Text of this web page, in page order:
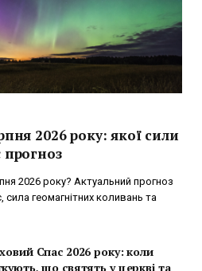
2026 року: якої сили
прогноз
2026 року? Актуальний прогноз
сила геомагнітних коливань та
Спас 2026 року: коли
що святять у церкві та